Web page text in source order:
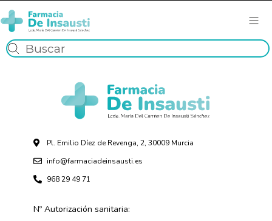
Pl. Emilio Díez de Revenga, 2, 30009 Murcia
info@farmaciadeinsausti.es
968 29 49 71
Nº Autorización sanitaria: